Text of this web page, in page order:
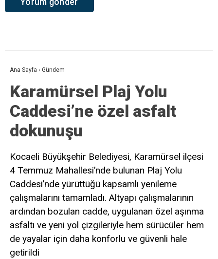
Ana Sayfa › Gündem
Karamürsel Plaj Yolu
Caddesi’ne özel asfalt
dokunuşu
Kocaeli Büyükşehir Belediyesi, Karamürsel ilçesi
4 Temmuz Mahallesi’nde bulunan Plaj Yolu
Caddesi’nde yürüttüğü kapsamlı yenileme
çalışmalarını tamamladı. Altyapı çalışmalarının
ardından bozulan cadde, uygulanan özel aşınma
asfaltı ve yeni yol çizgileriyle hem sürücüler hem
de yayalar için daha konforlu ve güvenli hale
getirildi